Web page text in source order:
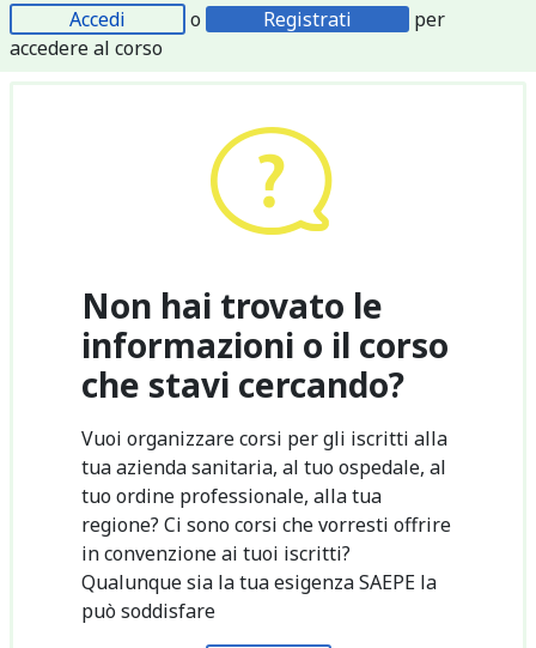
Accedi o Registrati
per
accedere al corso
Non hai trovato le
informazioni o il corso
che stavi cercando?
Vuoi organizzare corsi per gli iscritti alla
tua azienda sanitaria, al tuo ospedale, al
tuo ordine professionale, alla tua
regione? Ci sono corsi che vorresti offrire
in convenzione ai tuoi iscritti?
Qualunque sia la tua esigenza SAEPE la
può soddisfare